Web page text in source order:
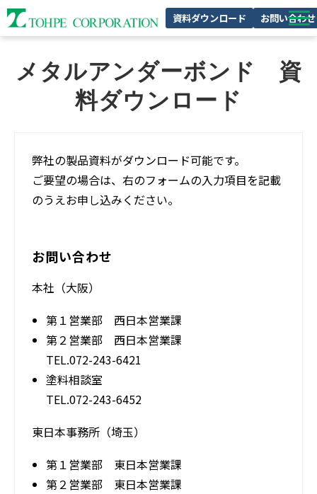
資料ダウンロード お問い合わせ
私たちの強み
企業情報
採用情報
メタルアンダーボンド　資
料ダウンロード
弊社の製品資料がダウンロード可能です。
ご要望の場合は、右のフォームの入力項目を記載
のうえお申し込みください。
お問い合わせ
本社（大阪）
第１営業部 西日本営業課
第２営業部 西日本営業課
TEL.072-243-6421
塗料相談室
TEL.072-243-6452
東日本事務所（埼玉）
第１営業部 東日本営業課
第２営業部 東日本営業課